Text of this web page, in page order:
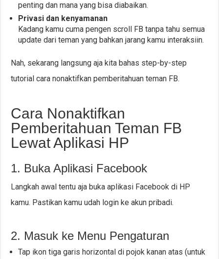
penting dan mana yang bisa diabaikan.
Privasi dan kenyamanan
Kadang kamu cuma pengen scroll FB tanpa tahu semua
update dari teman yang bahkan jarang kamu interaksiin.
Nah, sekarang langsung aja kita bahas step-by-step
tutorial cara nonaktifkan pemberitahuan teman FB.
Cara Nonaktifkan
Pemberitahuan Teman FB
Lewat Aplikasi HP
1. Buka Aplikasi Facebook
Langkah awal tentu aja buka aplikasi Facebook di HP
kamu. Pastikan kamu udah login ke akun pribadi.
2. Masuk ke Menu Pengaturan
Tap ikon tiga garis horizontal di pojok kanan atas (untuk